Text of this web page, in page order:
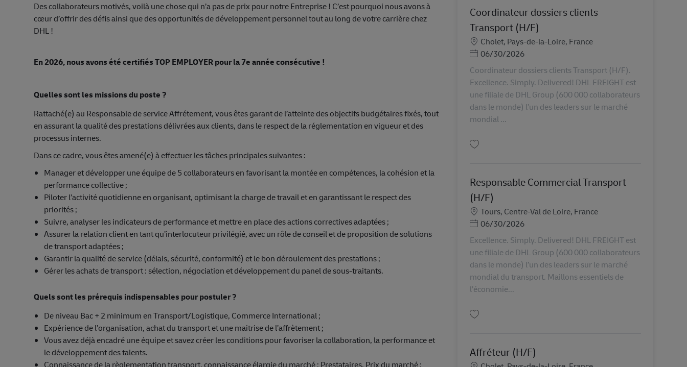
Des collaborateurs motivés, voilà une chose qui n’a pas de prix pour notre Entreprise ! C’est pourquoi nous avons à
cœur d’offrir des défis ainsi que des opportunités de développement personnel tout au long de votre carrière chez
DHL !
En 2026, nous avons été certifiés TOP EMPLOYER pour la 7e année consécutive !
Quelles sont les missions du poste ?
Rattaché(e) au Responsable de service Affrétement, vous êtes garant de l’atteinte des objectifs budgétaires fixés, tout
en assurant la qualité des prestations délivrées aux clients, dans le respect de la réglementation en vigueur et des
processus internes.
Dans ce cadre, vous êtes amené(e) à effectuer les tâches principales suivantes :
Manager et développer une équipe de 5 collaborateurs en favorisant la montée en compétences, la cohésion et la
performance collective ;
Piloter l’activité quotidienne en organisant, optimisant la charge de travail et en garantissant le respect des
priorités ;
Suivre, analyser les indicateurs de performance et mettre en place des actions correctives adaptées ;
Assurer la relation client en tant qu’interlocuteur privilégié, avec un rôle de conseil et de proposition de solutions
de transport adaptées ;
Garantir la qualité de service (délais, sécurité, conformité) et le bon déroulement des prestations ;
Gérer les achats de transport : sélection, négociation et développement du panel de sous-traitants.
Quels sont les prérequis indispensables pour postuler ?
De niveau Bac + 2 minimum en Transport/Logistique, Commerce International ;
Expérience de l’organisation, achat du transport et une maitrise de l’affrètement ;
Vous avez déjà encadré une équipe et savez créer les conditions pour favoriser la collaboration, la performance et
le développement des talents.
Connaissance de la règlementation transport, connaissance élargie du marché : Prestataires, Prix du marché ;
Coordinateur dossiers clients
Transport (H/F)
Miesto
Cholet, Pays-de-la-Loire, France
Posted Date
06/30/2026
Coordinateur dossiers clients Transport (H/F).
Excellence. Simply. Delivered! DHL FREIGHT est
une filiale de DHL Group (600 000 collaborateurs
dans le monde) l’un des leaders sur le marché
mondial ...
Responsable Commercial Transport
(H/F)
Miesto
Tours, Centre-Val de Loire, France
Posted Date
06/30/2026
Excellence. Simply. Delivered! DHL FREIGHT est
une filiale de DHL Group (600 000 collaborateurs
dans le monde) l’un des leaders sur le marché
mondial du transport. Maillons essentiels de
l’économie...
Affréteur (H/F)